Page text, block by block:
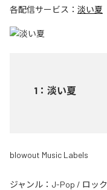
各配信サービス： 淡い夏
1 ： 淡い夏
blowout Music Labels
ジャンル： J-Pop / ロック